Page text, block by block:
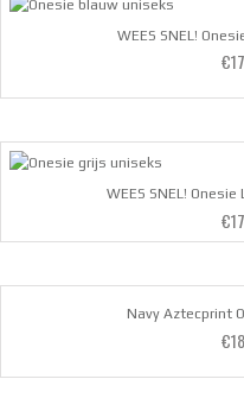
WEES SNEL!
€
WEES SNEL!
€
Navy Aztecprint
€